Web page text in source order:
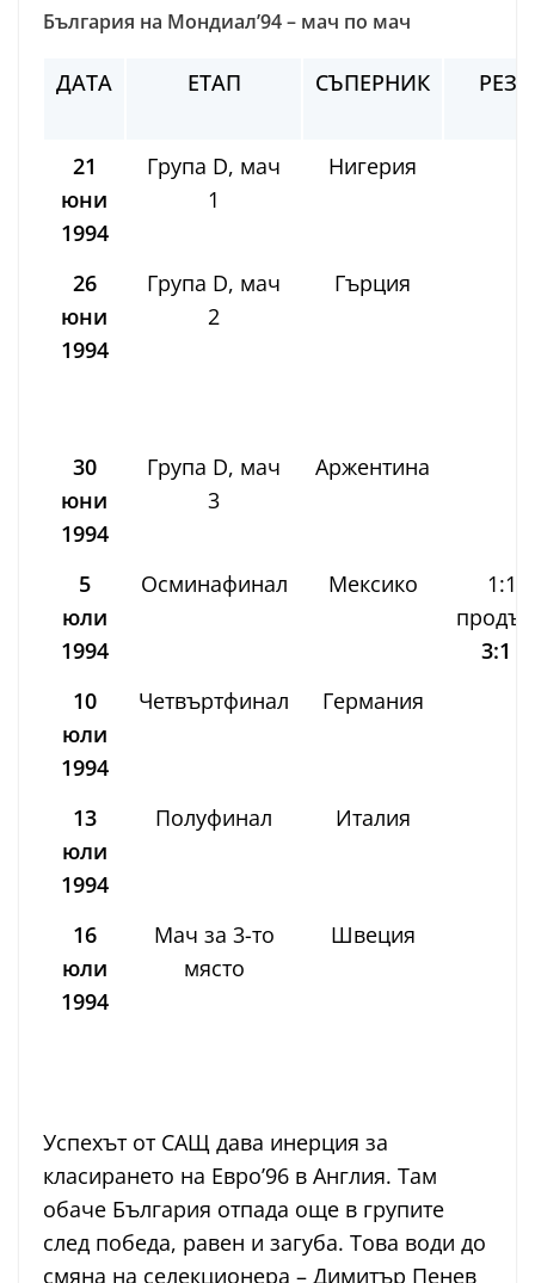
България на Мондиал’94 – мач по мач
ДАТА ЕТАП СЪПЕРНИК
21
юни
1994
Група D, мач
1
Нигерия
26
юни
1994
Група D, мач
2
Гърция
30
юни
1994
Група D, мач
3
Аржентина
5
юли
1994
Осминафинал Мексико
1:1
3:1
10
юли
1994
Четвъртфинал Германия
13
юли
1994
Полуфинал Италия
16
юли
1994
Мач за 3-то
място
Швеция
Успехът от САЩ дава инерция за
класирането на Евро’96 в Англия. Там
обаче България отпада още в групите
след победа, равен и загуба. Това води до
смяна на селекционера – Димитър Пенев